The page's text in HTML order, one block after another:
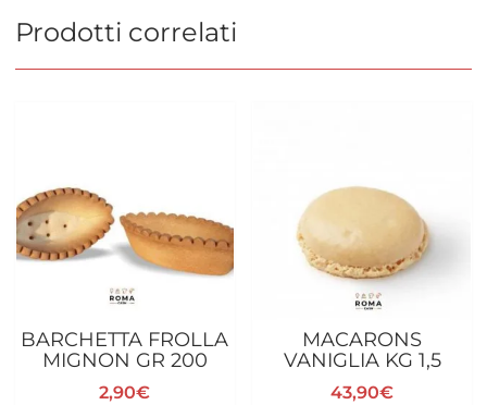
Prodotti correlati
BARCHETTA FROLLA
MIGNON GR 200
2,90€
MACARONS
VANIGLIA KG 1,5
43,90€